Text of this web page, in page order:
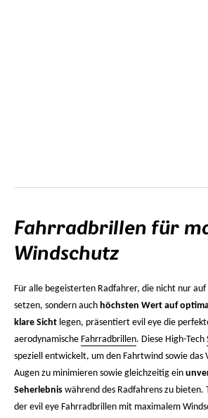
Fahrradbrillen für
Windschutz
Für alle begeisterten Radfahrer, die nicht nur
setzen, sondern auch höchsten Wert auf
klare Sicht legen, präsentiert evil eye die
aerodynamische Fahrradbrillen. Diese High-Tech
speziell entwickelt, um den Fahrtwind sowie das
Augen zu minimieren sowie gleichzeitig ein
Seherlebnis während des Radfahrens zu bieten.
der evil eye Fahrradbrillen mit maximalem